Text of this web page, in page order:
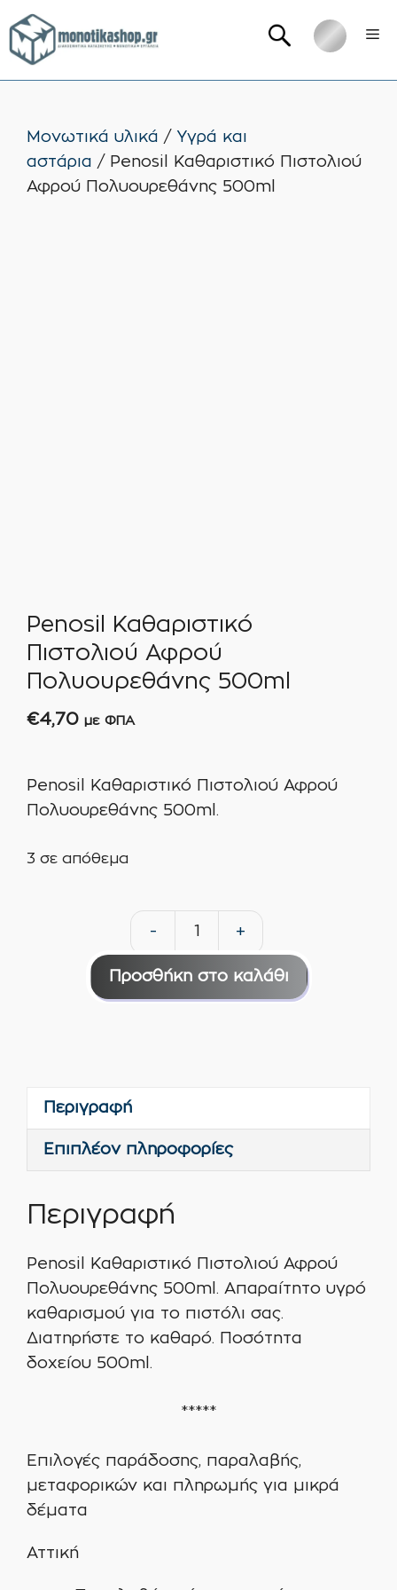
Μετάβαση
σε
περιεχόμενο
Μονωτικά υλικά / Υγρά και
αστάρια / Penosil Καθαριστικό Πιστολιού
Αφρού Πολυουρεθάνης 500ml
Penosil Καθαριστικό
Πιστολιού Αφρού
Πολυουρεθάνης 500ml
€4,70 με ΦΠΑ
Penosil Καθαριστικό Πιστολιού Αφρού
Πολυουρεθάνης 500ml.
3 σε απόθεμα
-
Penosil
Καθαριστικό
Πιστολιού
+
Προσθήκη στο καλάθι
Περιγραφή
Επιπλέον πληροφορίες
Περιγραφή
Penosil Καθαριστικό Πιστολιού Αφρού
Πολυουρεθάνης 500ml. Απαραίτητο υγρό
καθαρισμού για το πιστόλι σας.
Διατηρήστε το καθαρό. Ποσότητα
δοχείου 500ml.
*****
Επιλογές παράδοσης, παραλαβής,
μεταφορικών και πληρωμής για μικρά
δέματα
Αττική